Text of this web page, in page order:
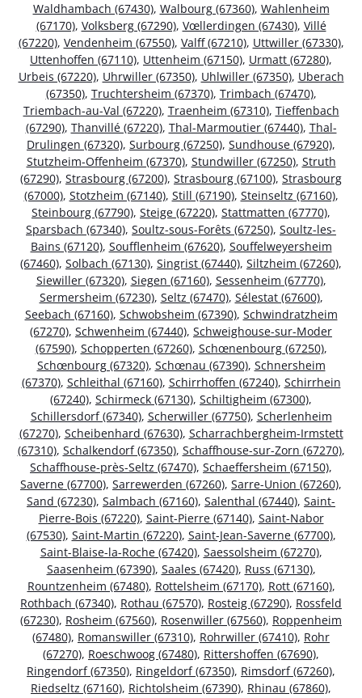
Waldhambach (67430), Walbourg (67360), Wahlenheim
(67170), Volksberg (67290), Vœllerdingen (67430), Villé
(67220), Vendenheim (67550), Valff (67210), Uttwiller (67330),
Uttenhoffen (67110), Uttenheim (67150), Urmatt (67280),
Urbeis (67220), Uhrwiller (67350), Uhlwiller (67350), Uberach
(67350), Truchtersheim (67370), Trimbach (67470),
Triembach-au-Val (67220), Traenheim (67310), Tieffenbach
(67290), Thanvillé (67220), Thal-Marmoutier (67440), Thal-
Drulingen (67320), Surbourg (67250), Sundhouse (67920),
Stutzheim-Offenheim (67370), Stundwiller (67250), Struth
(67290), Strasbourg (67200), Strasbourg (67100), Strasbourg
(67000), Stotzheim (67140), Still (67190), Steinseltz (67160),
Steinbourg (67790), Steige (67220), Stattmatten (67770),
Sparsbach (67340), Soultz-sous-Forêts (67250), Soultz-les-
Bains (67120), Soufflenheim (67620), Souffelweyersheim
(67460), Solbach (67130), Singrist (67440), Siltzheim (67260),
Siewiller (67320), Siegen (67160), Sessenheim (67770),
Sermersheim (67230), Seltz (67470), Sélestat (67600),
Seebach (67160), Schwobsheim (67390), Schwindratzheim
(67270), Schwenheim (67440), Schweighouse-sur-Moder
(67590), Schopperten (67260), Schœnenbourg (67250),
Schœnbourg (67320), Schœnau (67390), Schnersheim
(67370), Schleithal (67160), Schirrhoffen (67240), Schirrhein
(67240), Schirmeck (67130), Schiltigheim (67300),
Schillersdorf (67340), Scherwiller (67750), Scherlenheim
(67270), Scheibenhard (67630), Scharrachbergheim-Irmstett
(67310), Schalkendorf (67350), Schaffhouse-sur-Zorn (67270),
Schaffhouse-près-Seltz (67470), Schaeffersheim (67150),
Saverne (67700), Sarrewerden (67260), Sarre-Union (67260),
Sand (67230), Salmbach (67160), Salenthal (67440), Saint-
Pierre-Bois (67220), Saint-Pierre (67140), Saint-Nabor
(67530), Saint-Martin (67220), Saint-Jean-Saverne (67700),
Saint-Blaise-la-Roche (67420), Saessolsheim (67270),
Saasenheim (67390), Saales (67420), Russ (67130),
Rountzenheim (67480), Rottelsheim (67170), Rott (67160),
Rothbach (67340), Rothau (67570), Rosteig (67290), Rossfeld
(67230), Rosheim (67560), Rosenwiller (67560), Roppenheim
(67480), Romanswiller (67310), Rohrwiller (67410), Rohr
(67270), Roeschwoog (67480), Rittershoffen (67690),
Ringendorf (67350), Ringeldorf (67350), Rimsdorf (67260),
Riedseltz (67160), Richtolsheim (67390), Rhinau (67860),